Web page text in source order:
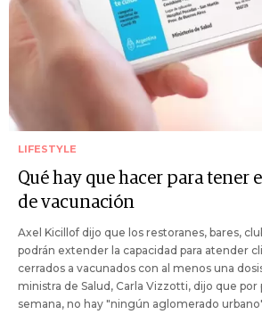
LIFESTYLE
Qué hay que hacer para tener
de vacunación
Axel Kicillof dijo que los restoranes, bares,
podrán extender la capacidad para atender
cerrados a vacunados con al menos una
ministra de Salud, Carla Vizzotti, dijo que por
semana, no hay "ningún aglomerado